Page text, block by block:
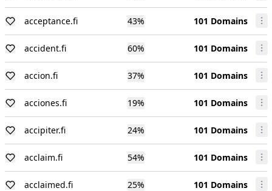
acceptance.fi 43% 101 Domains
accident.fi 60% 101 Domains
accion.fi 37% 101 Domains
acciones.fi 19% 101 Domains
accipiter.fi 24% 101 Domains
acclaim.fi 54% 101 Domains
acclaimed.fi 25% 101 Domains